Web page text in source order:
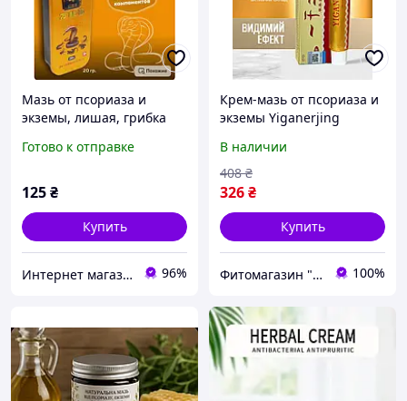
Мазь от псориаза и
экземы, лишая, грибка
кожных болезней "
Готово к отправке
125₴
Купить
Интернет магазин ФЕЕРИЯ 96%
Крем-мазь от псориаза и
экземы Yiganerjing
антисептическая и
противогрибковая для
проблемной кожи (15 г)
В наличии
326₴
408 ₴
Купить
Фитомагазин "Beautiful Life" 100%